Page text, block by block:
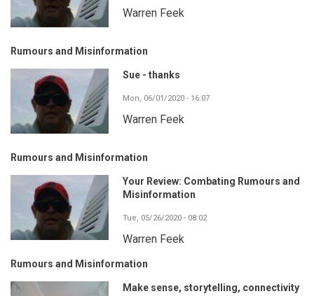
Warren Feek
Rumours and Misinformation
Sue - thanks
Mon, 06/01/2020 - 16:07
Warren Feek
Rumours and Misinformation
Your Review: Combating Rumours and
Misinformation
Tue, 05/26/2020 - 08:02
Warren Feek
Rumours and Misinformation
Make sense, storytelling, connectivity